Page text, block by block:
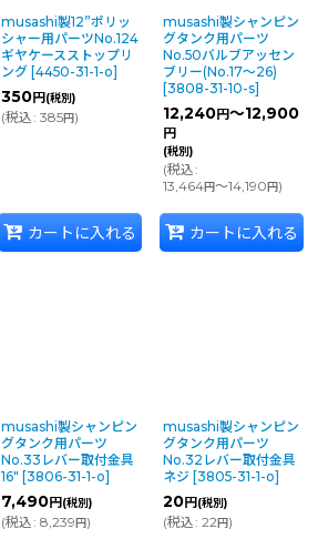
musashi製12”ポリッ
シャー用パーツNo.124
ギヤケースストップリ
ング [4450-31-1-o]
350円(税別)
(税込: 385円)
カートに入れる
musashi製シャンピン
グタンク用パーツ
No.50バルブアッセン
ブリー(No.17〜26)
[3808-31-10-s]
12,240円～12,900
円
(税別)
(税込:
13,464円～14,190円)
カートに入れる
musashi製シャンピン
グタンク用パーツ
No.33レバー取付金具
16" [3806-31-1-o]
7,490円(税別)
(税込: 8,239円)
musashi製シャンピン
グタンク用パーツ
No.32レバー取付金具
ネジ [3805-31-1-o]
20円(税別)
(税込: 22円)